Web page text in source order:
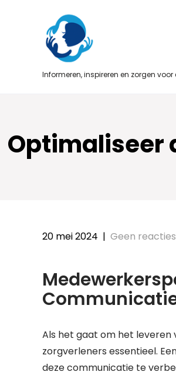
Informeren, inspireren en zorgen voor
Optimaliseer
20 mei 2024 | Geen reacties
Als het gaat om het leveren
zorgverleners essentieel.
deze communicatie te